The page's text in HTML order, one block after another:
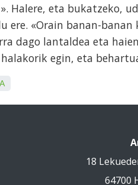
Halere, eta bukatzeko,
ere. «Orain banan-
dago lantaldea eta
egin, eta
18
64700